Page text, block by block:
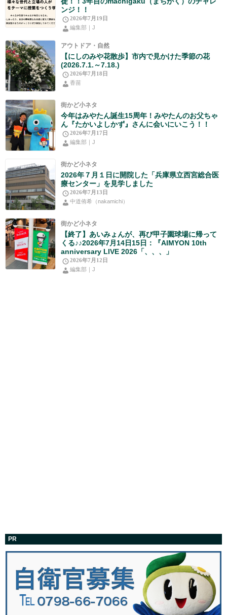
ンジ！！
2026年7月19日
編集部｜J
アウトドア・自然
【にしのみや花散歩】市内で見かけた季節の花
(2026.7.1.～7.18.)
2026年7月18日
香苗
街かど小ネタ
今年はみやたん誕生15周年！みやたんのお父ちゃ
ん『たかいよしかず』さんに会いにいこう！！
2026年7月17日
編集部｜J
街かど小ネタ
2026年７月１日に開院した「兵庫県立西宮総合医
療センター」を見学しました
2026年7月13日
中道侑希（nakamichi）
街かど小ネタ
【終了】あいみょんが、再び甲子園球場に帰って
くる♪♪2026年7月14日15日：『AIMYON 10th
anniversary LIVE 2026「、、、」
2026年7月12日
編集部｜J
PR